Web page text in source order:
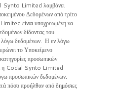
Synto Limited λαμβάνει
Δεδομένων από τρίτο
είναι υποχρεωμένη να
δίδοντας του
λόγω δεδομένων. Η εν λόγω
το Υποκείμενο
προσωπικών
η Codal Synto Limited
προσωπικών δεδομένων,
πόσο προήλθαν από δημόσιες